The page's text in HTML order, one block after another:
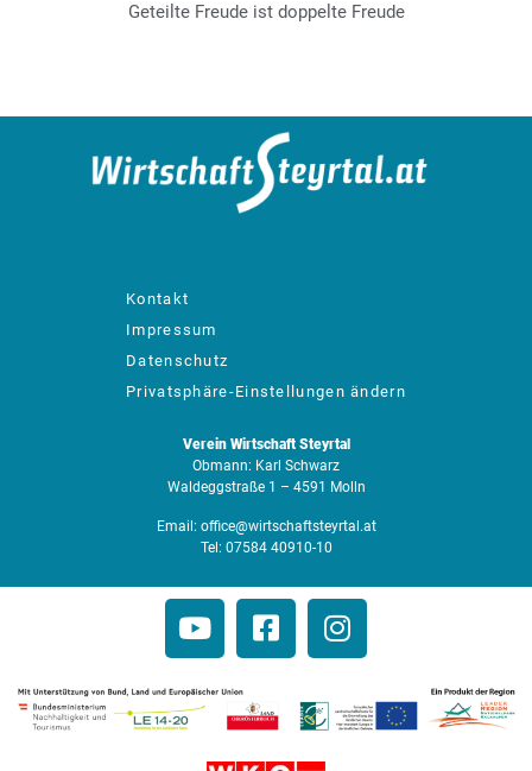
Geteilte Freude ist doppelte Freude
Kontakt
Impressum
Datenschutz
Privatsphäre-Einstellungen ändern
Verein Wirtschaft Steyrtal
Obmann: Karl Schwarz
Waldeggstraße 1 – 4591 Molln
Email: office@wirtschaftsteyrtal.at
Tel: 07584 40910-10